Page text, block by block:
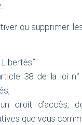
ou supprimer
:
38 de la loi
droit d’accès,
que vous